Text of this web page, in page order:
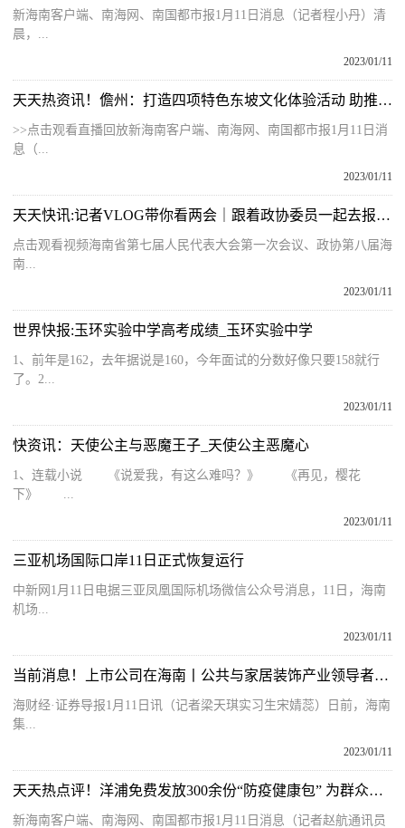
新海南客户端、南海网、南国都市报1月11日消息（记者程小丹）清
晨，...
2023/01/11
天天热资讯！儋州：打造四项特色东坡文化体验活动 助推文旅融合发展
>>点击观看直播回放新海南客户端、南海网、南国都市报1月11日消
息（...
2023/01/11
天天快讯:记者VLOG带你看两会｜跟着政协委员一起去报到 海南进入“两会时间”
点击观看视频海南省第七届人民代表大会第一次会议、政协第八届海
南...
2023/01/11
世界快报:玉环实验中学高考成绩_玉环实验中学
1、前年是162，去年据说是160，今年面试的分数好像只要158就行
了。2...
2023/01/11
快资讯：天使公主与恶魔王子_天使公主恶魔心
1、连载小说 《说爱我，有这么难吗？》 《再见，樱花
下》 ...
2023/01/11
三亚机场国际口岸11日正式恢复运行
中新网1月11日电据三亚凤凰国际机场微信公众号消息，11日，海南
机场...
2023/01/11
当前消息！上市公司在海南丨公共与家居装饰产业领导者金螳螂在海南成立电子商务公司
海财经·证券导报1月11日讯（记者梁天琪实习生宋婧蕊）日前，海南
集...
2023/01/11
天天热点评！洋浦免费发放300余份“防疫健康包” 为群众送去健康保障
新海南客户端、南海网、南国都市报1月11日消息（记者赵航通讯员